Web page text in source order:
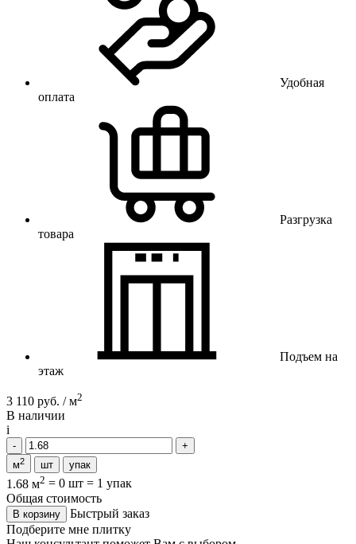
Удобная
оплата
Разгрузка
товара
Подъем на
этаж
3 110 руб. / м2
В наличии
i
м2 шт упак
1.68 м2 = 0 шт = 1 упак
Общая стоимость
В корзину
Быстрый заказ
Подберите мне плитку